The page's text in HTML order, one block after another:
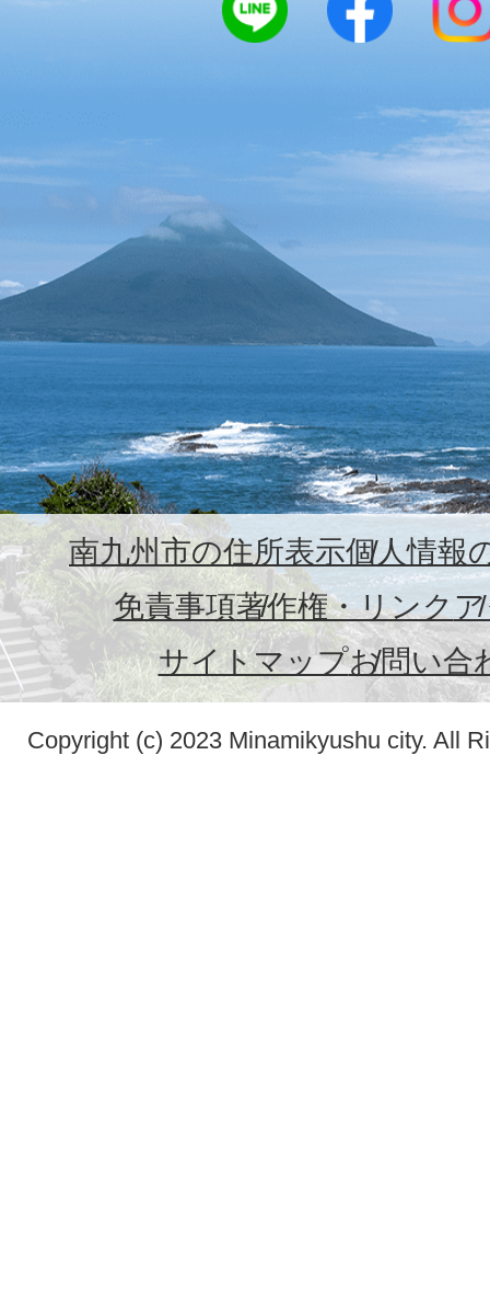
南九州市の住所表示個人情報
免責事項著作権・リンク
サイトマップお問い合
Copyright (c) 2023 Minamikyushu city. All